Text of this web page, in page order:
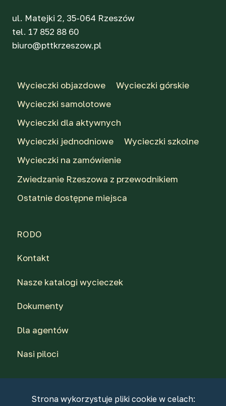
ul. Matejki 2, 35-064 Rzeszów
tel. 17 852 88 60
biuro@pttkrzeszow.pl
Wycieczki objazdowe
Wycieczki górskie
Wycieczki samolotowe
Wycieczki dla aktywnych
Wycieczki jednodniowe
Wycieczki szkolne
Wycieczki na zamówienie
Zwiedzanie Rzeszowa z przewodnikiem
Ostatnie dostępne miejsca
RODO
Kontakt
Nasze katalogi wycieczek
Dokumenty
Dla agentów
Nasi piloci